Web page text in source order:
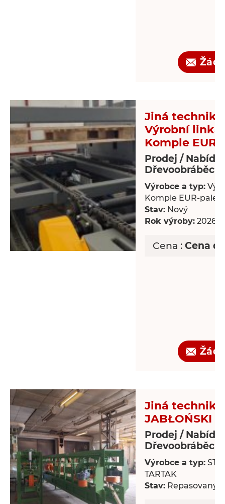
Jiná technika
Výrobní linka
Komple
Prodej /
Dřevoobráběcí
Výrobce a typ:
Komple EUR-palet
Stav: Nový
Rok výroby: 2026
Cena : Cena
Jiná technika
JABŁOŃSKI
Prodej /
Dřevoobráběcí
Výrobce a typ:
TARTAK
Stav: Repasovaný